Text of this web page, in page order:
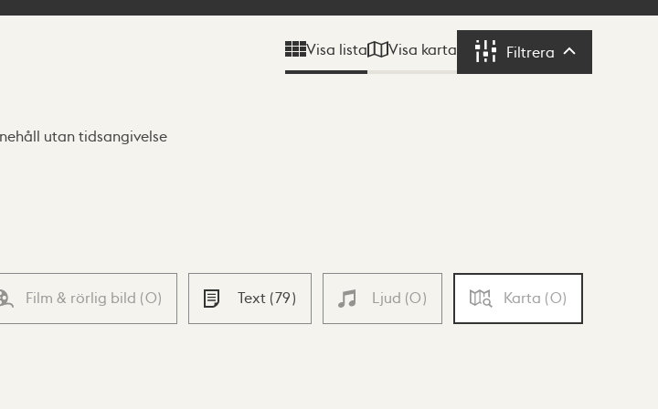
Visa lista Visa karta Filtrera Filtrera
utan tidsangivelse
Film & rörlig bild (0) Text (79) Ljud (0) Karta (0)